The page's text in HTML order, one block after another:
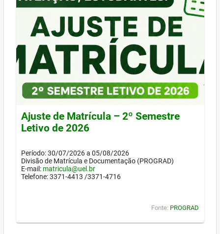
Ajuste de Matrícula – 2º Semestre
Letivo de 2026
Período: 30/07/2026 a 05/08/2026
Divisão de Matrícula e Documentação (PROGRAD)
E-mail: matricula@uel.br
Telefone: 3371-4413 /3371-4716
Fonte: PROGRAD